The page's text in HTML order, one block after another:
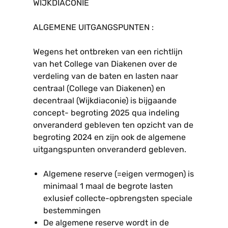
WIJKDIACONIE
ALGEMENE UITGANGSPUNTEN :
Wegens het ontbreken van een richtlijn
van het College van Diakenen over de
verdeling van de baten en lasten naar
centraal (College van Diakenen) en
decentraal (Wijkdiaconie) is bijgaande
concept- begroting 2025 qua indeling
onveranderd gebleven ten opzicht van de
begroting 2024 en zijn ook de algemene
uitgangspunten onveranderd gebleven.
Algemene reserve (=eigen vermogen) is
minimaal 1 maal de begrote lasten
exlusief collecte-opbrengsten speciale
bestemmingen
De algemene reserve wordt in de